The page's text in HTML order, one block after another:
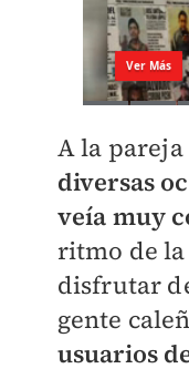
A la pareja
diversas
veía muy
ritmo de
disfrutar
gente
usuarios